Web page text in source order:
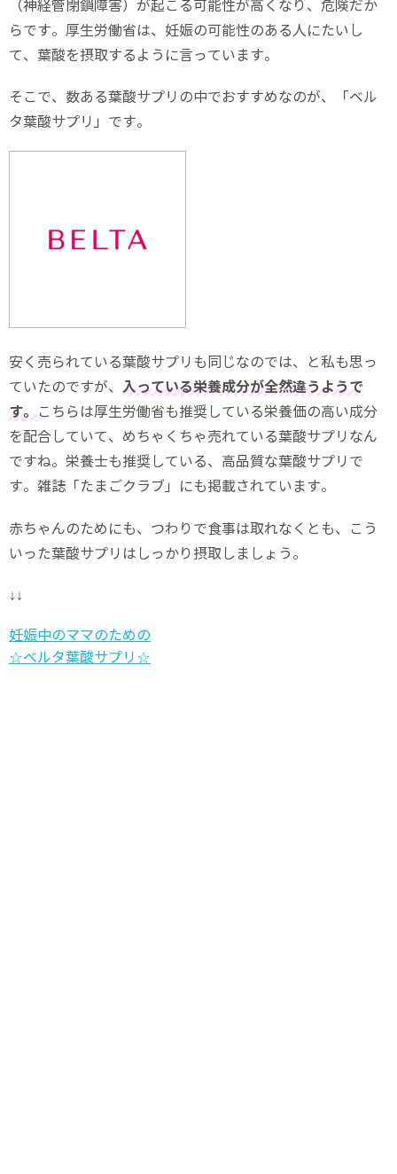
（神経管閉鎖障害）が起こる可能性が高くなり、危険だか
らです。厚生労働省は、妊娠の可能性のある人にたいし
て、葉酸を摂取するように言っています。
そこで、数ある葉酸サプリの中でおすすめなのが、「ベル
タ葉酸サプリ」です。
安く売られている葉酸サプリも同じなのでは、と私も思っ
ていたのですが、 入っている栄養成分が全然違うようで
す。こちらは厚生労働省も推奨している栄養価の高い成分
を配合していて、めちゃくちゃ売れている葉酸サプリなん
ですね。栄養士も推奨している、高品質な葉酸サプリで
す。雑誌「たまごクラブ」にも掲載されています。
赤ちゃんのためにも、つわりで食事は取れなくとも、こう
いった葉酸サプリはしっかり摂取しましょう。
↓↓
妊娠中のママのための
☆ベルタ葉酸サプリ☆